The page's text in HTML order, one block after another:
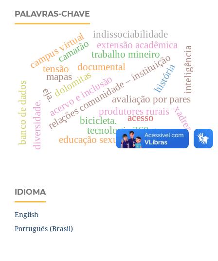
PALAVRAS-CHAVE
avaliação por pares
relações comunidade – instituição
trabalho mineiro
dolomitas
documental
extensão acadêmica
história
indissociabilidade
diversidade. produtores rurais
acervo e inclusão
campus virtual
mapas
banco de dados
bicicleta.
tecnologia 360 graus
camarão
xadrez
inteligência
educação sexual
tensão
eja.
acesso
IDIOMA
English
Português (Brasil)